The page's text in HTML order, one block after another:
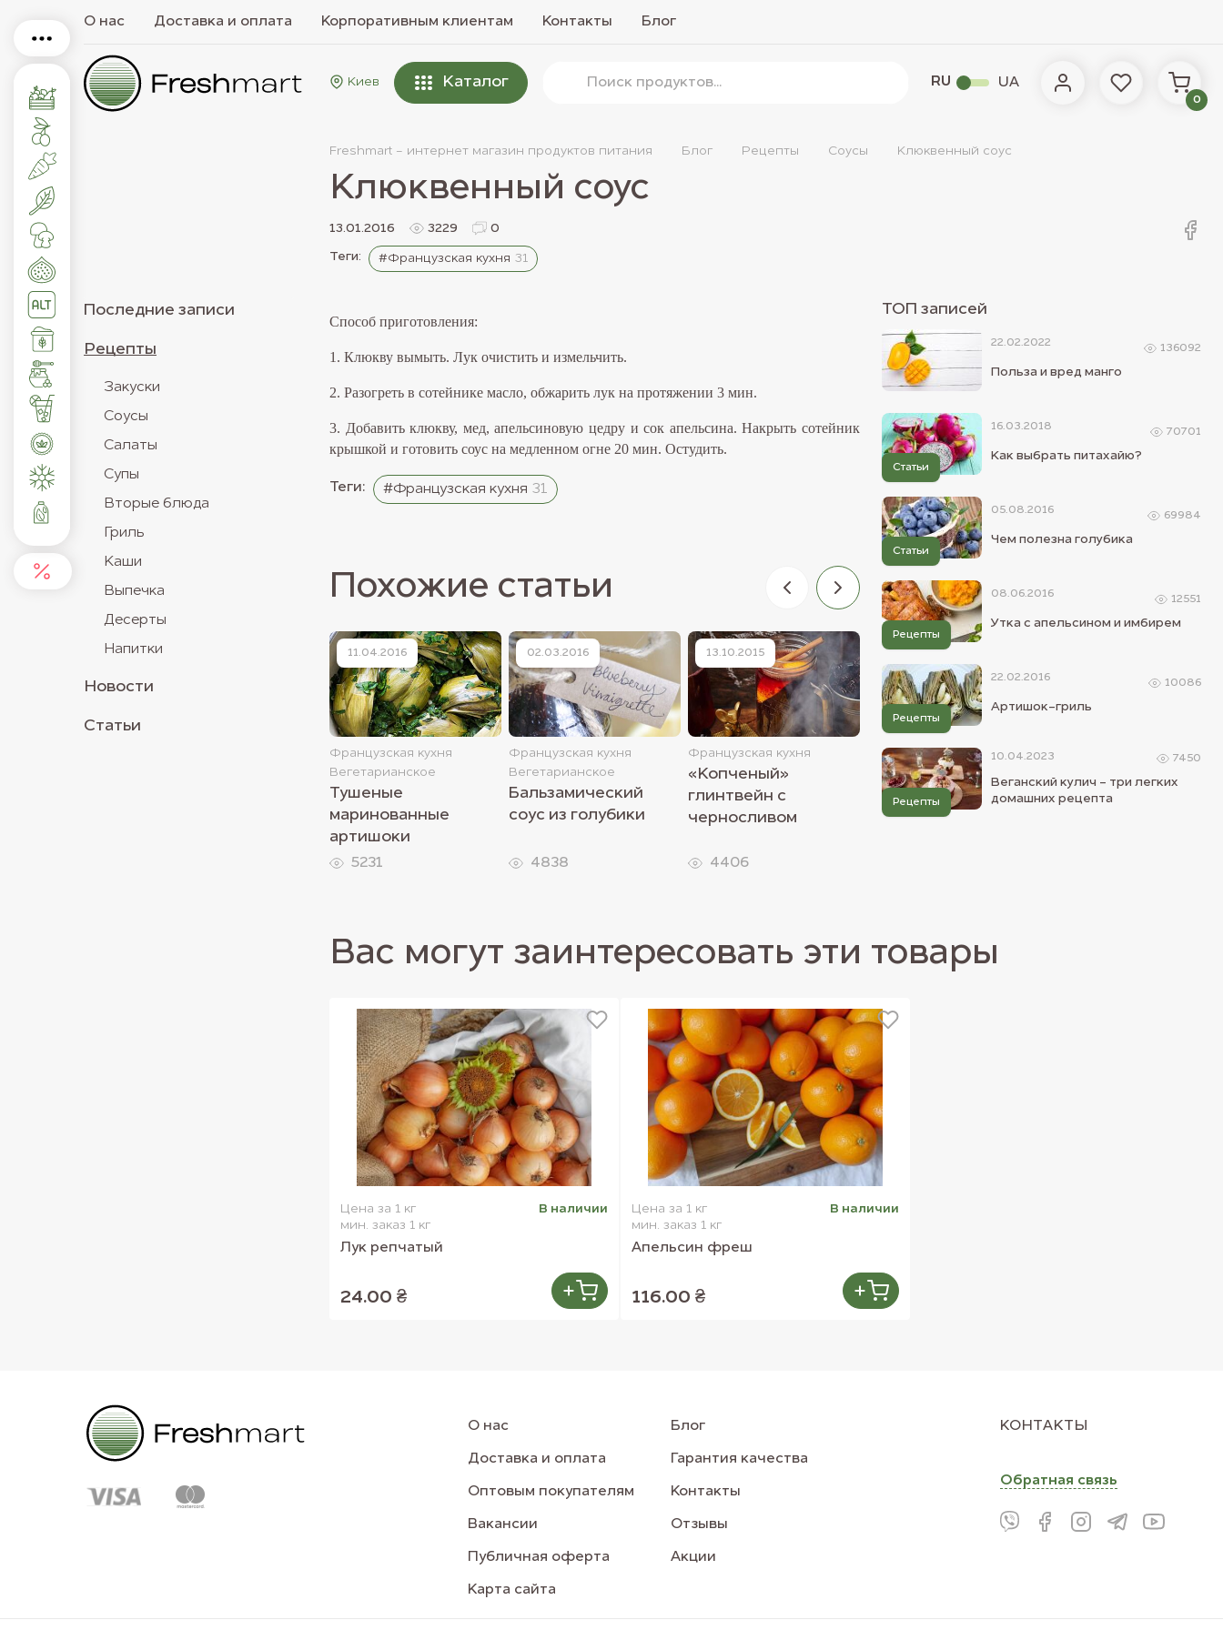
О нас Доставка и оплата Корпоративным клиентам Контакты Блог
Киев Каталог RU UA
0
Freshmart - интернет магазин продуктов питания Блог Рецепты Соусы Клюквенный соус
Клюквенный соус
13.01.2016 3229 0
Теги: #Французская кухня 31
Последние записи
Рецепты
Закуски
Соусы
Салаты
Супы
Вторые блюда
Гриль
Каши
Выпечка
Десерты
Напитки
Новости
Статьи
Способ приготовления:
1. Клюкву вымыть. Лук очистить и измельчить.
2. Разогреть в сотейнике масло, обжарить лук на протяжении 3 мин.
3. Добавить клюкву, мед, апельсиновую цедру и сок апельсина. Накрыть сотейник
крышкой и готовить соус на медленном огне 20 мин. Остудить.
Теги: #Французская кухня 31
Похожие статьи
11.04.2016
Французская кухня
Вегетарианское
Тушеные
маринованные
артишоки
5231
02.03.2016
Французская кухня
Вегетарианское
Бальзамический
соус из голубики
4838
13.10.2015
Французская кухня
«Копченый»
глинтвейн с
черносливом
4406
13.04.2016
Французская кухня
Слоеный овощной
киш
Французская кухня
Запеченные
ТОП записей
22.02.2022
Польза и вред манго
136092
16.03.2018
Статьи
Как выбрать питахайю?
70701
05.08.2016
Статьи
Чем полезна голубика
69984
08.06.2016
Рецепты
Утка с апельсином и имбирем
12551
22.02.2016
Рецепты
Артишок-гриль
10086
10.04.2023
Рецепты
Веганский кулич - три легких
домашних рецепта
7450
Вас могут заинтересовать эти товары
Цена за 1 кг
мин. заказ 1 кг
В наличии
Лук репчатый
24.00 ₴
Цена за 1 кг
мин. заказ 1 кг
В наличии
Апельсин фреш
116.00 ₴
О нас Блог
Доставка и оплата Гарантия качества
Оптовым покупателям Контакты
Вакансии Отзывы
Публичная оферта Акции
Карта сайта
КОНТАКТЫ
Обратная связь